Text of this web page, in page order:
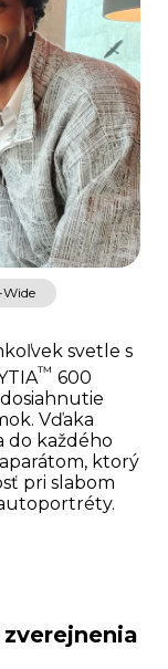
svetle s
™ 600
Vďaka
každého
ktorý
pri slabom